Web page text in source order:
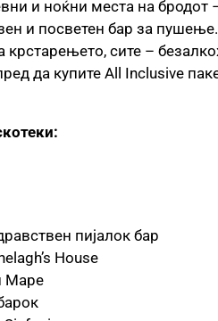
и ноќни места на бродот
и посветен бар за
крстарењето, сите –
да купите All Inclusive
пијалок бар
House
Маре